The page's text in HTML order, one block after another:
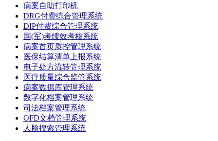
病案自助打印机
DRG付费综合管理系统
DIP付费综合管理系统
国(军)考绩效考核系统
病案首页质控管理系统
医保结算清单上报系统
电子处方流转管理系统
医疗质量综合监管系统
病案数据库管理系统
数字化档案管理系统
司法档案管理系统
OFD文档管理系统
人脸搜索管理系统